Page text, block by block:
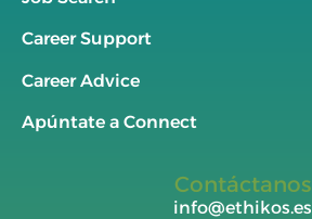
Career Support
Career Advice
Apúntate a Connect
Contáctanos
info@ethikos.es